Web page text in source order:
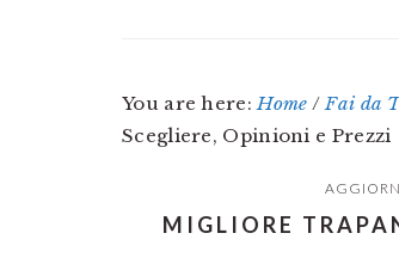
You are here:Home / Fai da
Scegliere, Opinioni e Prezzi
MIGLIORE